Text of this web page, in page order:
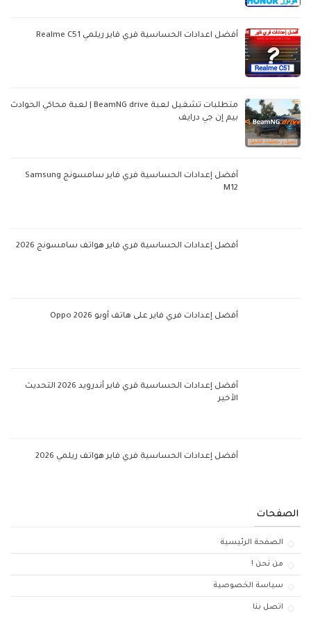
أفضل اعدادات الحساسية فري فاير ريلمي Realme C51
متطلبات تشغيل لعبة BeamNG drive | لعبة محاكي الحوادث
بيم إن جي درايف
أفضل إعدادات الحساسية فري فاير سامسونج Samsung
M12
أفضل إعدادات الحساسية فري فاير هواتف سامسونج 2026
أفضل إعدادات فري فاير على هاتف أوبو Oppo 2026
أفضل إعدادات الحساسية فري فاير أندرويد 2026 التحديث
الأخير
أفضل إعدادات الحساسية فري فاير هواتف ريلمي 2026
الصفحات
الصفحة الرئيسية
من نحن !
سياسة الخصوصية
اتصل بنا